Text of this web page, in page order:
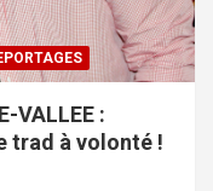
VALLEE :
trad à volonté !